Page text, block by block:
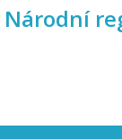
Národní